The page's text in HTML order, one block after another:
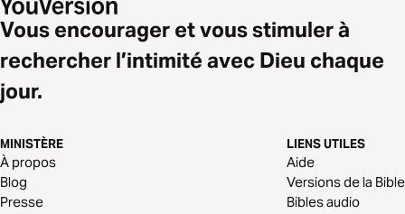
Vous encourager et vous stimuler à
rechercher l’intimité avec Dieu chaque
jour.
MINISTÈRE
À propos
Blog
Presse
LIENS UTILES
Aide
Versions de la Bible
Bibles audio